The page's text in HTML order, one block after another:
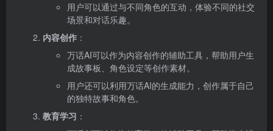
用户可以通过与不同角色的互动，体验不同的社交
场景和对话乐趣。
内容创作 ：
万话AI可以作为内容创作的辅助工具，帮助用户生
成故事板、角色设定等创作素材。
用户还可以利用万话AI的生成能力，创作属于自己
的独特故事和角色。
教育学习 ：